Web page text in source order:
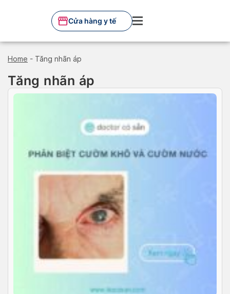
Cửa hàng y tế
Home - Tăng nhãn áp
Tăng nhãn áp